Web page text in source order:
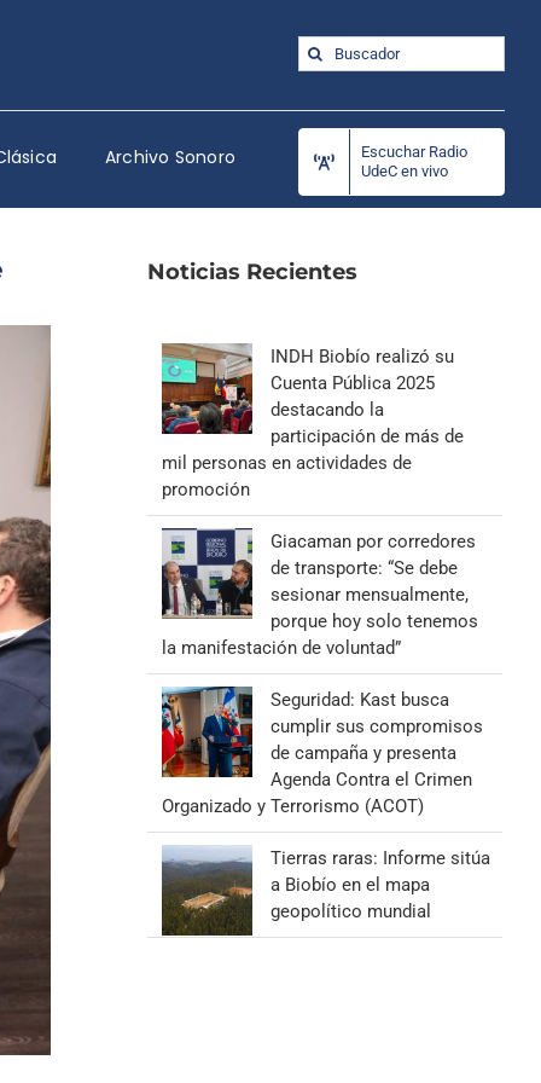
Buscar:
Archivo Sonoro
Escuchar Radio
UdeC en vivo
Noticias Recientes
INDH Biobío realizó su
Cuenta Pública 2025
destacando la
participación de más de
mil personas en actividades de
promoción
Giacaman por corredores
de transporte: “Se debe
sesionar mensualmente,
porque hoy solo tenemos
la manifestación de voluntad”
Seguridad: Kast busca
cumplir sus compromisos
de campaña y presenta
Agenda Contra el Crimen
Organizado y Terrorismo (ACOT)
Tierras raras: Informe sitúa
a Biobío en el mapa
geopolítico mundial